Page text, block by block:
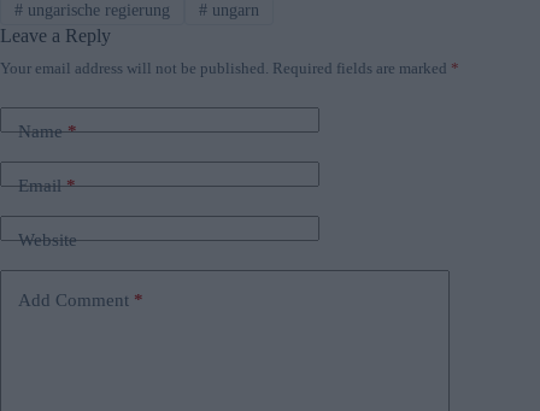
#ungarische regierung #ungarn
Leave a Reply
Your email address will not be published. Required fields are marked *
Name*
Email*
Website
Add Comment *